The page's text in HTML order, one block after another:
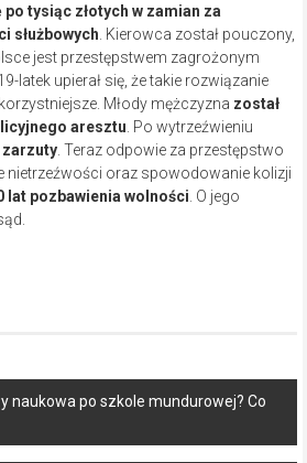
tysiąc złotych w zamian za
służbowych . Kierowca został pouczony,
jest przestępstwem zagrożonym
latek upierał się, że takie rozwiązanie
Młody mężczyzna został
aresztu . Po wytrzeźwieniu
zarzuty. Teraz odpowie za przestępstwo
nietrzeźwości oraz spowodowanie kolizji
lat pozbawienia wolności . O jego
naukowa po szkole mundurowej? Co